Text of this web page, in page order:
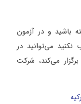
باشید و در آزمون
نکنید می‌توانید در
می‌کند، شرکت